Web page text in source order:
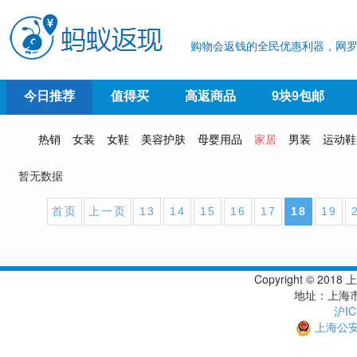
购物会返钱的全民优惠利器，网
今日推荐 值得买 高返商品 9块9包邮
热销 女装 女鞋 美容护肤 母婴用品 家居 男装 运动鞋
暂无数据
首页 上一页 13 14 15 16 17 18 19
Copyright © 2018
地址：上海
沪
上海公